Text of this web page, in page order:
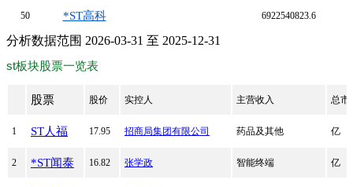
50 *ST高科 6922540823.6
分析数据范围 2026-03-31 至 2025-12-31
st板块股票一览表
股票 股价 实控人 主营收入 总市
1 ST人福 17.95 招商局集团有限公司 药品及其他 亿
2 *ST闻泰 16.82 张学政 智能终端 亿